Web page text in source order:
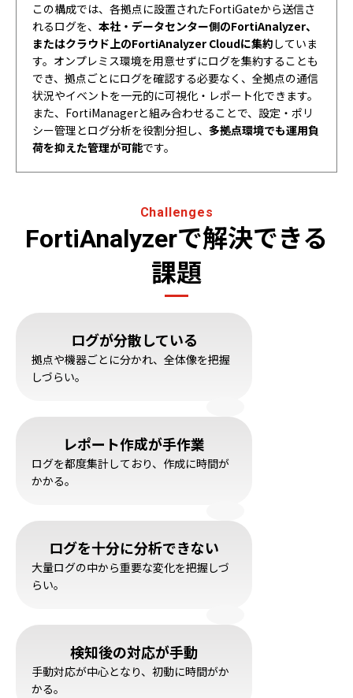
この構成では、各拠点に設置されたFortiGateから送信さ
れるログを、 本社・データセンター側のFortiAnalyzer、
またはクラウド上のFortiAnalyzer Cloudに集約 していま
す。オンプレミス環境を用意せずにログを集約することも
でき、拠点ごとにログを確認する必要なく、全拠点の通信
状況やイベントを一元的に可視化・レポート化できます。
また、FortiManagerと組み合わせることで、設定・ポリ
シー管理とログ分析を役割分担し、 多拠点環境でも運用負
荷を抑えた管理が可能です。
Challenges
FortiAnalyzerで解決できる
課題
ログが分散している
拠点や機器ごとに分かれ、全体像を把握
しづらい。
レポート作成が手作業
ログを都度集計しており、作成に時間が
かかる。
ログを十分に分析できない
大量ログの中から重要な変化を把握しづ
らい。
検知後の対応が手動
手動対応が中心となり、初動に時間がか
かる。